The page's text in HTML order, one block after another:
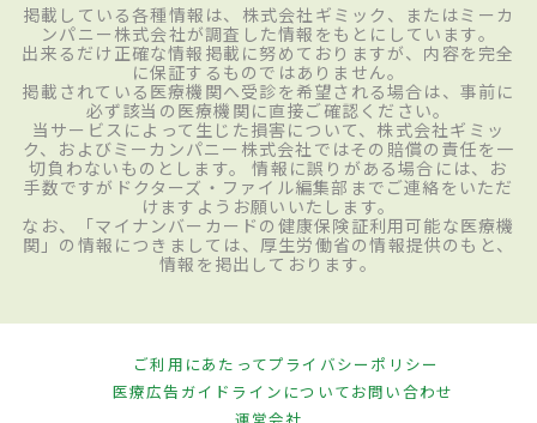
掲載している各種情報は、株式会社ギミック、またはミーカ
ンパニー株式会社が調査した情報をもとにしています。
出来るだけ正確な情報掲載に努めておりますが、内容を完全
に保証するものではありません。
掲載されている医療機関へ受診を希望される場合は、事前に
必ず該当の医療機関に直接ご確認ください。
当サービスによって生じた損害について、株式会社ギミッ
ク、およびミーカンパニー株式会社ではその賠償の責任を一
切負わないものとします。 情報に誤りがある場合には、お
手数ですがドクターズ・ファイル編集部までご連絡をいただ
けますようお願いいたします。
なお、「マイナンバーカードの健康保険証利用可能な医療機
関」の情報につきましては、厚生労働省の情報提供のもと、
情報を掲出しております。
ご利用にあたってプライバシーポリシー
医療広告ガイドラインについてお問い合わせ
運営会社